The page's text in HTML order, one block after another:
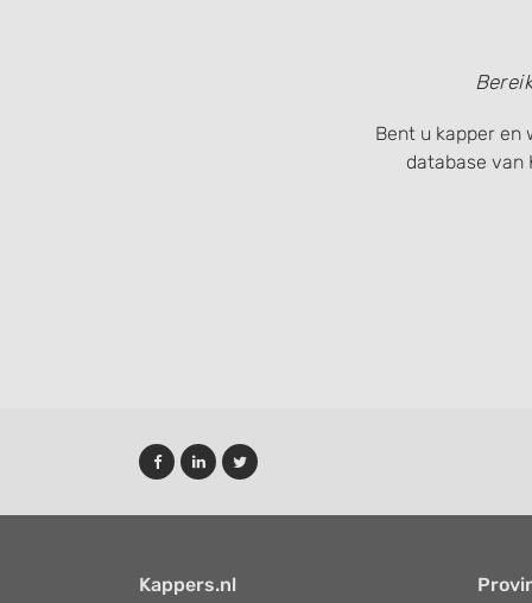
Bent u kapper en
database van
Kappers.nl